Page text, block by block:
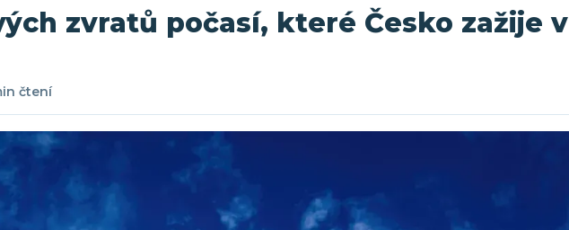
zvratů počasí, které Česko zažije v
čtení